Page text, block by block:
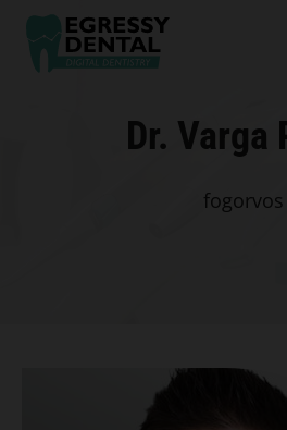
Skip
content
Dr. Varga
fogorvos